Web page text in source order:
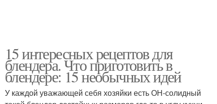
15 интересных рецептов для
блендера. Что приготовить в
блендере: 15 необычных идей
У каждой уважающей себя хозяйки есть ОН-солидный